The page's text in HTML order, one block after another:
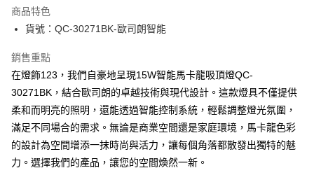
街口支付
悠遊付
Google Pay
全盈+PAY
AFTEE先享後付
相關說明
【關於「AFTEE先享後付」】
商品特色
貨號：QC-30271BK-歐司朗智能
銷售重點
在燈飾123，我們自豪地呈現15W智能馬卡龍吸頂燈QC-
30271BK，結合歐司朗的卓越技術與現代設計。這款燈具不僅提供
柔和而明亮的照明，還能透過智能控制系統，輕鬆調整燈光氛圍，
滿足不同場合的需求。無論是商業空間還是家庭環境，馬卡龍色彩
的設計為空間增添一抹時尚與活力，讓每個角落都散發出獨特的魅
力。選擇我們的產品，讓您的空間煥然一新。